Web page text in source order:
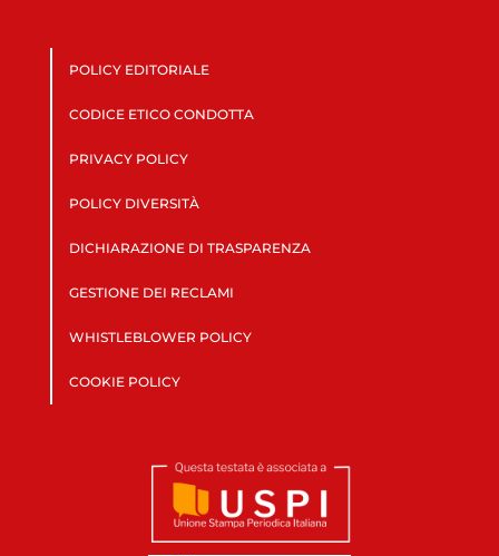
POLICY EDITORIALE
CODICE ETICO CONDOTTA
PRIVACY POLICY
POLICY DIVERSITÀ
DICHIARAZIONE DI TRASPARENZA
GESTIONE DEI RECLAMI
WHISTLEBLOWER POLICY
COOKIE POLICY